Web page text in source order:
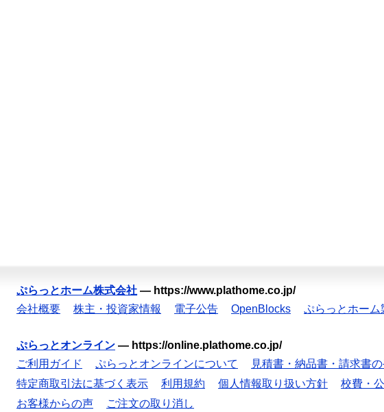
ぷらっとホーム株式会社 — https://www.plathome.co.jp/
会社概要
株主・投資家情報 電子公告 OpenBlocks ぷらっとホーム
ぷらっとオンライン — https://online.plathome.co.jp/
ご利用ガイド
ぷらっとオンラインについて 見積書・納品書・請求書
特定商取引法に基づく表示
利用規約 個人情報取り扱い方針 校費・
お客様からの声
ご注文の取り消し